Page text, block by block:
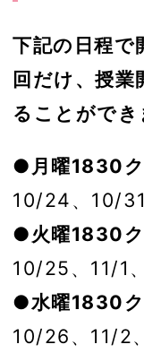
下記の日程で
回だけ、授業
ることができ
●月曜1830
10/24、10/
●火曜1830
10/25、11/1
●水曜1830
10/26、11/2